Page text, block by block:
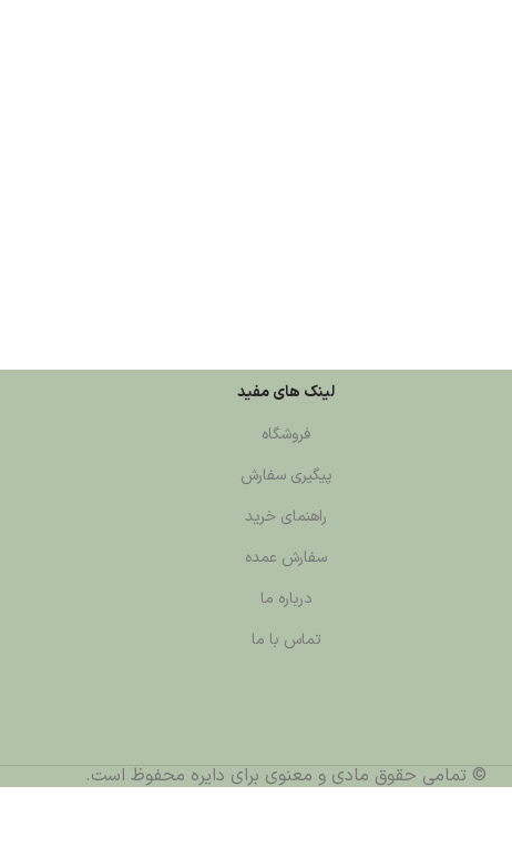
لینک های مفید
فروشگاه
پیگیری سفارش
راهنمای خرید
سفارش عمده
درباره ما
تماس با ما
© تمامی حقوق مادی و معنوی برای دایره محفوظ است.